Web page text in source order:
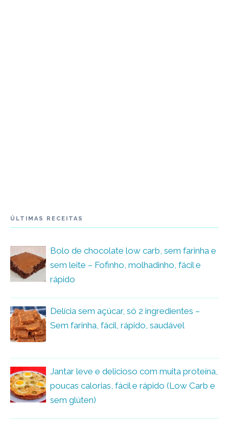
ÚLTIMAS RECEITAS
Bolo de chocolate low carb, sem farinha e
sem leite – Fofinho, molhadinho, fácil e
rápido
Delícia sem açúcar, só 2 ingredientes –
Sem farinha, fácil, rápido, saudável
Jantar leve e delicioso com muita proteína,
poucas calorias, fácil e rápido (Low Carb e
sem glúten)